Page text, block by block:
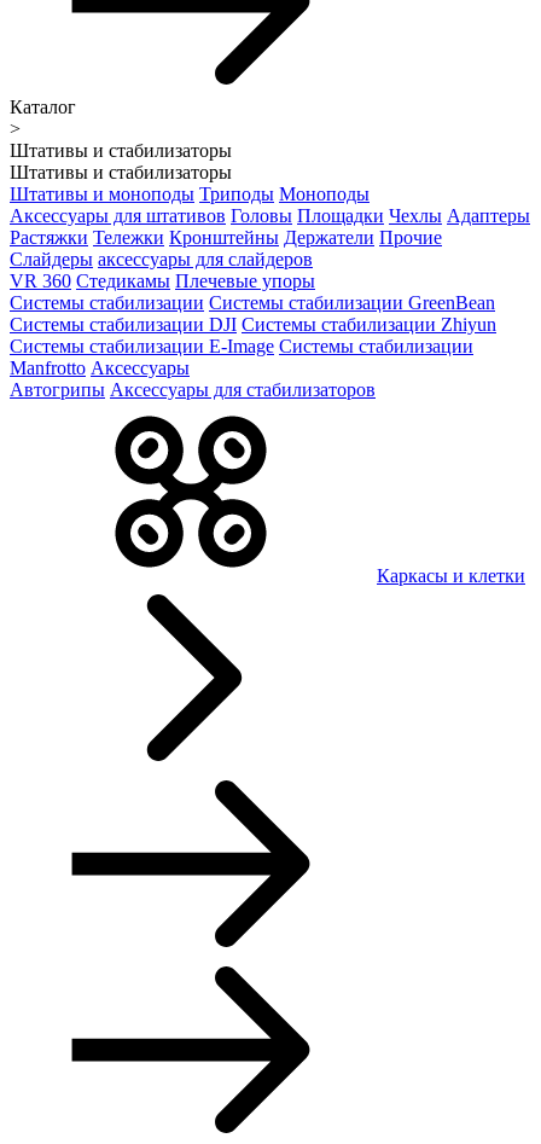
Каталог
>
Штативы и стабилизаторы
Штативы и стабилизаторы
Штативы и моноподы Триподы Моноподы
Аксессуары для штативов Головы Площадки Чехлы Адаптеры
Растяжки Тележки Кронштейны Держатели Прочие
Слайдеры аксессуары для слайдеров
VR 360 Стедикамы Плечевые упоры
Системы стабилизации Системы стабилизации GreenBean
Системы стабилизации DJI Системы стабилизации Zhiyun
Системы стабилизации E-Image Системы стабилизации
Manfrotto Аксессуары
Автогрипы Аксессуары для стабилизаторов
Каркасы и клетки